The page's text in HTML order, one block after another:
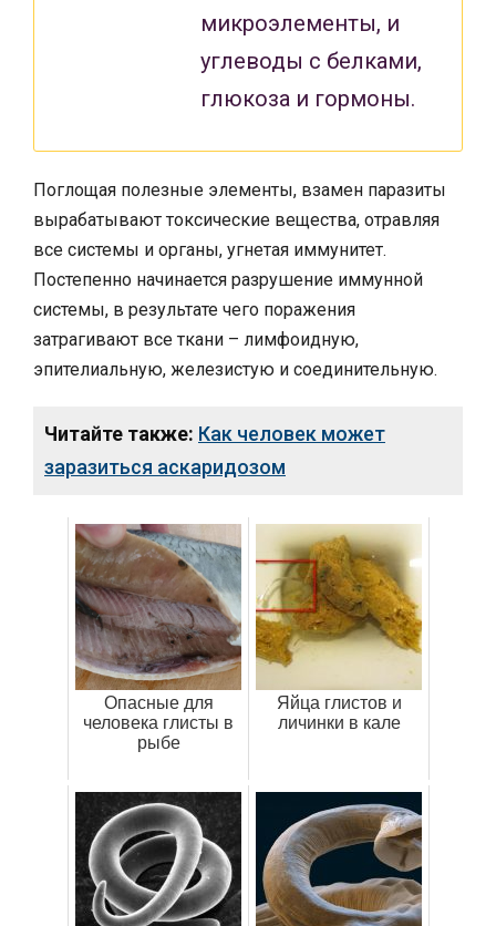
микроэлементы, и
углеводы с белками,
глюкоза и гормоны.
Поглощая полезные элементы, взамен паразиты
вырабатывают токсические вещества, отравляя
все системы и органы, угнетая иммунитет.
Постепенно начинается разрушение иммунной
системы, в результате чего поражения
затрагивают все ткани – лимфоидную,
эпителиальную, железистую и соединительную.
Читайте также: Как человек может
заразиться аскаридозом
Опасные для
человека глисты в
рыбе
Яйца глистов и
личинки в кале